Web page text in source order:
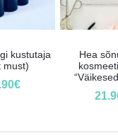
kustutaja
must)
€
Hea